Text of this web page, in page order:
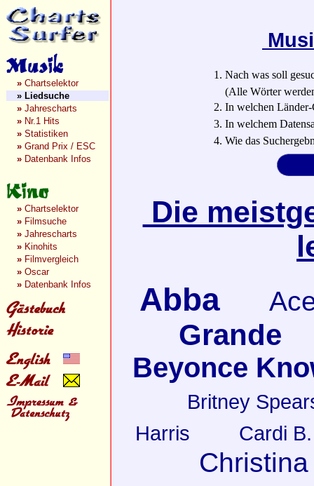
» Chartselektor
» Liedsuche
» Jahrescharts
» Nr.1 Hits
» Statistiken
» Grand Prix / ESC
» Datenbank Infos
» Chartselektor
» Filmsuche
» Jahrescharts
» Kinohits
» Filmvergleich
» Oscar
» Datenbank Infos
1. Nach was soll
(Alle Wörter
2. In welchen Länder-
3. In welchem
4. Wie das
Die
Abba
Grande
Beyonce
Britney
Harris
Cardi B.